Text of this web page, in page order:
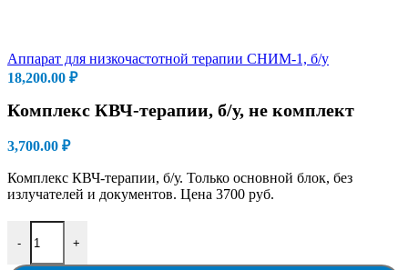
Аппарат для низкочастотной терапии СНИМ-1, б/у
18,200.00 ₽
Комплекс КВЧ-терапии, б/у, не комплект
3,700.00 ₽
Комплекс КВЧ-терапии, б/у. Только основной блок, без
излучателей и документов. Цена 3700 руб.
-
Количество товара Комплекс КВЧ-терапии, б/у, не комплект
+